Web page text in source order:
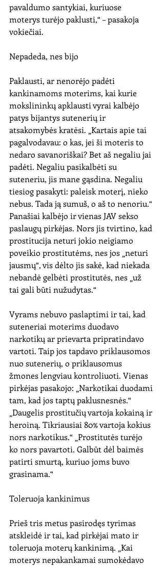
pavaldumo santykiai, kuriuose
moterys turėjo paklusti,“ – pasakoja
vokiečiai.
Nepadeda, nes bijo
Paklausti, ar nenorėjo padėti
kankinamoms moterims, kai kurie
mokslininkų apklausti vyrai kalbėjo
patys bijantys sutenerių ir
atsakomybės kratėsi. „Kartais apie tai
pagalvodavau: o kas, jei ši moteris to
nedaro savanoriškai? Bet aš negaliu jai
padėti. Negaliu pasikalbėti su
suteneriu, jis mane gąsdina. Negaliu
tiesiog pasakyti: paleisk moterį, nieko
nebus. Tada ją sumuš, o aš to nenoriu.“
Panašiai kalbėjo ir vienas JAV sekso
paslaugų pirkėjas. Nors jis tvirtino, kad
prostitucija neturi jokio neigiamo
poveikio prostitutėms, nes jos „neturi
jausmų“, vis dėlto jis sakė, kad niekada
nebandė gelbėti prostitutės, nes „už
tai gali būti nužudytas.“
Vyrams nebuvo paslaptimi ir tai, kad
suteneriai moterims duodavo
narkotikų ar prievarta pripratindavo
vartoti. Taip jos tapdavo priklausomos
nuo sutenerių, o priklausomus
žmones lengviau kontroliuoti. Vienas
pirkėjas pasakojo: „Narkotikai duodami
tam, kad jos taptų paklusnesnės.“
„Daugelis prostitučių vartoja kokainą ir
heroiną. Tikriausiai 80% vartoja kokius
nors narkotikus.“ „Prostitutės turėjo
ko nors pavartoti. Galbūt dėl ​​baimės
patirti smurtą, kuriuo joms buvo
grasinama.“
Toleruoja kankinimus
Prieš tris metus pasirodęs tyrimas
atskleidė ir tai, kad pirkėjai mato ir
toleruoja moterų kankinimą. „Kai
moterys nepakankamai sumokėdavo